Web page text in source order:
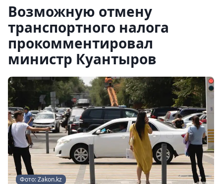
Возможную отмену
транспортного налога
прокомментировал
министр Куантыров
Фото: Zakon.kz